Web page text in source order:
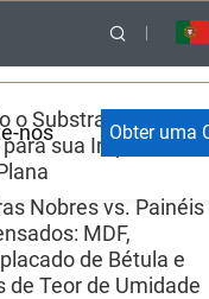
nos Obter uma
o Substrato de
sua Impressora
Nobres vs. Painéis
MDF,
de Bétula e
de Teor de Umidade